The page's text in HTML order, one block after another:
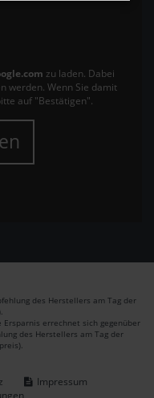
zu laden. Dabei
werden. Wenn Sie damit
auf "Bestätigen".
des Herstellers am Tag der
errechnet sich gegenüber
des Herstellers am Tag der
Impressum